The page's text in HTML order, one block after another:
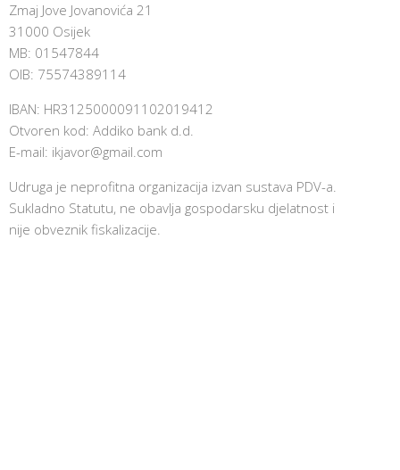
Zmaj Jove Jovanovića 21
31000 Osijek
MB: 01547844
OIB: 75574389114
IBAN: HR3125000091102019412
Otvoren kod: Addiko bank d.d.
E-mail: ikjavor@gmail.com
Udruga je neprofitna organizacija izvan sustava PDV-a.
Sukladno Statutu, ne obavlja gospodarsku djelatnost i
nije obveznik fiskalizacije.